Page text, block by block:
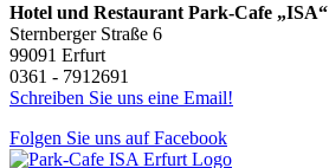
Hotel und Restaurant Park-Cafe „ISA“
Sternberger Straße 6
99091 Erfurt
0361 - 7912691
Schreiben Sie uns eine Email!
Folgen Sie uns auf Facebook